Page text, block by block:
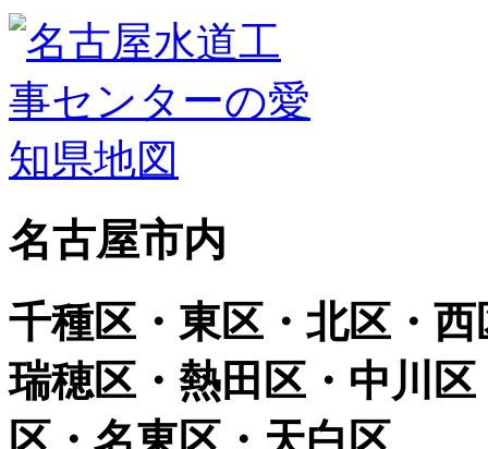
名古屋市内
千種区・東区・北区・
瑞穂区・熱田区・中川
区・名東区・天白区